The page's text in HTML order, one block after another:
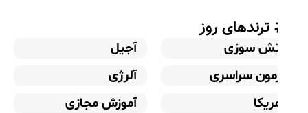
ترندهای روز
سوزی
سراسری
آموزش مجازی